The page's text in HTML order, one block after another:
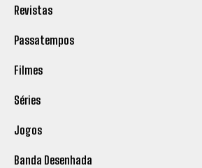
Revistas
Passatempos
Filmes
Séries
Jogos
Banda Desenhada